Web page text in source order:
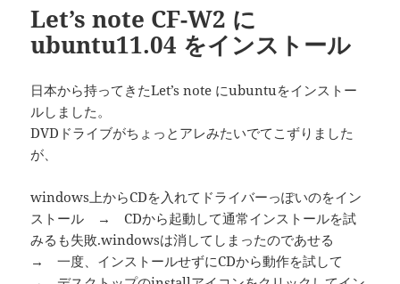
ー
Let’s note CF-W2 に
ubuntu11.04 をインストール
日本から持ってきたLet’s note にubuntuをインストー
ルしました。
DVDドライブがちょっとアレみたいでてこずりました
が、
windows上からCDを入れてドライバーっぽいのをイン
ストール → CDから起動して通常インストールを試
みるも失敗.windowsは消してしまったのであせる
→ 一度、インストールせずにCDから動作を試して